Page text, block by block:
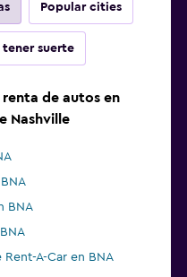
Popular cities
tener suerte
de autos en
Nashville
BNA
A-Car en BNA